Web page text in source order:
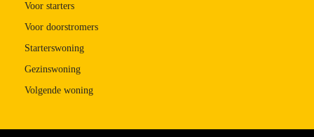
Voor starters
Voor doorstromers
Starterswoning
Gezinswoning
Volgende woning